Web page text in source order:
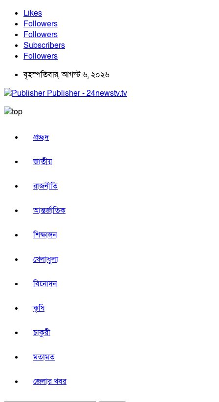
Likes
Followers
Followers
Subscribers
Followers
বৃহস্পতিবার, আগস্ট ৬, ২০২৬
Publisher - 24newstv.tv
প্রচ্ছদ
জাতীয়
রাজনীতি
আন্তর্জাতিক
শিক্ষাঙ্গন
খেলাধুলা
বিনোদন
কৃষি
চাকুরী
মতামত
জেলার খবর